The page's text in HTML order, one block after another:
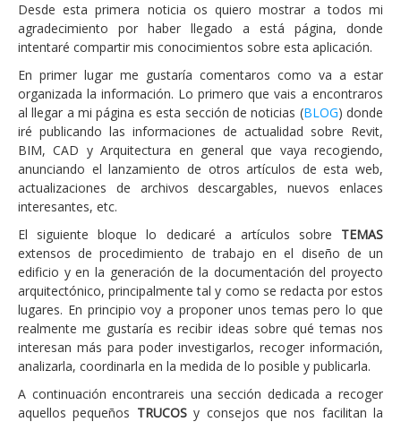
Desde esta primera noticia os quiero mostrar a todos mi
agradecimiento por haber llegado a está página, donde
intentaré compartir mis conocimientos sobre esta aplicación.
En primer lugar me gustaría comentaros como va a estar
organizada la información. Lo primero que vais a encontraros
al llegar a mi página es esta sección de noticias (BLOG) donde
iré publicando las informaciones de actualidad sobre Revit,
BIM, CAD y Arquitectura en general que vaya recogiendo,
anunciando el lanzamiento de otros artículos de esta web,
actualizaciones de archivos descargables, nuevos enlaces
interesantes, etc.
El siguiente bloque lo dedicaré a artículos sobre TEMAS
extensos de procedimiento de trabajo en el diseño de un
edificio y en la generación de la documentación del proyecto
arquitectónico, principalmente tal y como se redacta por estos
lugares. En principio voy a proponer unos temas pero lo que
realmente me gustaría es recibir ideas sobre qué temas nos
interesan más para poder investigarlos, recoger información,
analizarla, coordinarla en la medida de lo posible y publicarla.
A continuación encontrareis una sección dedicada a recoger
aquellos pequeños TRUCOSy consejos que nos facilitan la